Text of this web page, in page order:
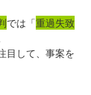
では「重過失致
目して、事案を